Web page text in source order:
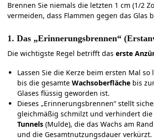
Brennen Sie niemals die letzten 1 cm (1/2
vermeiden, dass Flammen gegen das Glas
1. Das „Erinnerungsbrennen“
Die wichtigste Regel betrifft das erste
Lassen Sie die Kerze beim ersten Mal
bis die gesamte Wachsoberfläche bis
Glases flüssig geworden ist.
Dieses „Erinnerungsbrennen“ stellt
gleichmäßig schmilzt und verhindert
Tunnels (Mulde), die das Wachs am
und die Gesamtnutzungsdauer verkürzt.